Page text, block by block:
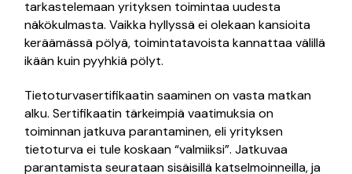
tarkastelemaan yrityksen toimintaa uudesta
näkökulmasta. Vaikka hyllyssä ei olekaan kansioita
keräämässä pölyä, toimintatavoista kannattaa välillä
ikään kuin pyyhkiä pölyt.
Tietoturvasertifikaatin saaminen on vasta matkan
alku. Sertifikaatin tärkeimpiä vaatimuksia on
toiminnan jatkuva parantaminen, eli yrityksen
tietoturva ei tule koskaan “valmiiksi”. Jatkuvaa
parantamista seurataan sisäisillä katselmoinneilla, ja